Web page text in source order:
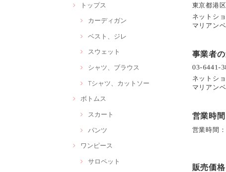
トップス
カーディガン
ベスト、ジレ
スウェット
シャツ、ブラウス
Tシャツ、カットソー
ボトムス
スカート
パンツ
ワンピース
サロペット
東京都港
ネットシ
マリアン
事業者
ネットシ
マリアン
営業時
営業時間
販売価格